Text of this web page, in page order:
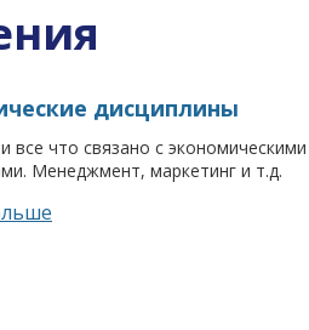
дисциплины
все что связано с экономическими
Менеджмент, маркетинг и т.д.